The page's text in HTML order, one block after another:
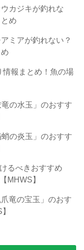
カジキが釣れな
め
ミアが釣れない？
情報まとめ！魚の場
竜の水玉」のおすす
蛸の炎玉」のおすす
るべきおすすめ
MHWS】
竜の宝玉」のおす